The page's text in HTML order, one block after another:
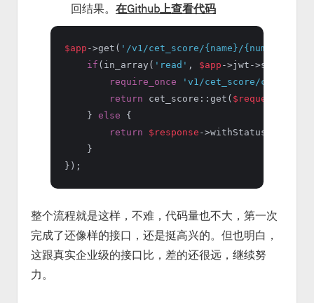
回结果。在Github上查看代码
$app ->get( '/v1/cet_score/{name}/{numbers}'
if (in_array( 'read' , $app ->jwt->scope)
require_once
'v1/cet_score/
return cet_score::get( $request
    }
else {
return
$response ->withStatus(
    }
整个流程就是这样，不难，代码量也不大，第一次
完成了还像样的接口，还是挺高兴的。但也明白，
这跟真实企业级的接口比，差的还很远，继续努
力。